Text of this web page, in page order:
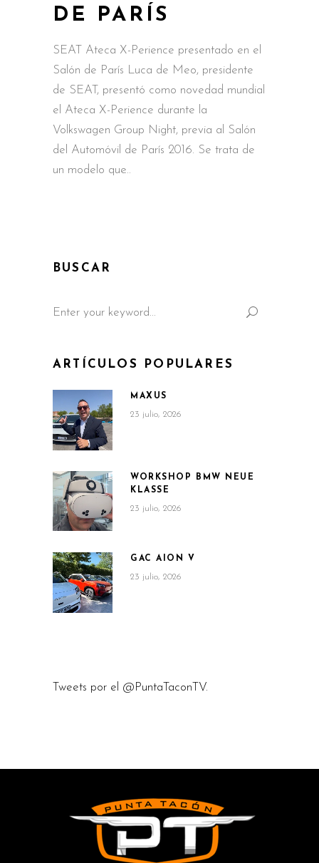
DE PARÍS
SEAT Ateca X-Perience presentado en el
Salón de París Luca de Meo, presidente
de SEAT, presentó como novedad mundial
el Ateca X-Perience durante la
Volkswagen Group Night, previa al Salón
del Automóvil de París 2016. Se trata de
un modelo que
BUSCAR
for:
ARTÍCULOS POPULARES
MAXUS
23 julio, 2026
WORKSHOP BMW NEUE
KLASSE
23 julio, 2026
GAC AION V
23 julio, 2026
Tweets por el @PuntaTaconTV.